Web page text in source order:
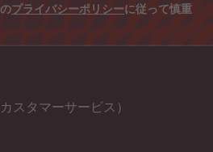
プライバシーポリシーに従って慎重
スタマーサービス）